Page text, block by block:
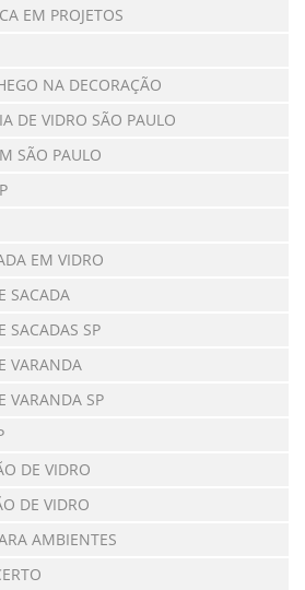
EM PROJETOS
NA DECORAÇÃO
DE VIDRO SÃO PAULO
SÃO PAULO
EM VIDRO
SACADA
SACADAS SP
VARANDA
VARANDA SP
DE VIDRO
DE VIDRO
AMBIENTES